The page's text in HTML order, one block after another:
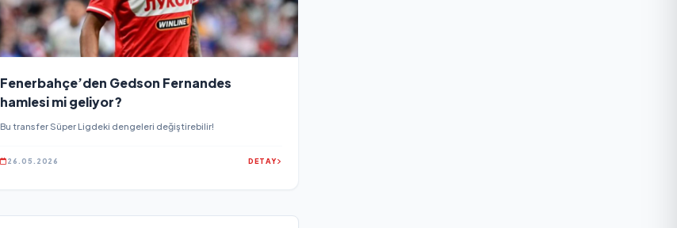
Fenerbahçe’den Gedson Fernandes
hamlesi mi geliyor?
Bu transfer Süper Ligdeki dengeleri değiştirebilir!
26.05.2026 DETAY